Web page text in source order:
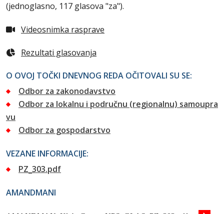
(jednoglasno, 117 glasova "za").
Videosnimka rasprave
Rezultati glasovanja
O OVOJ TOČKI DNEVNOG REDA OČITOVALI SU SE:
Odbor za zakonodavstvo
Odbor za lokalnu i područnu (regionalnu) samoupra
vu
Odbor za gospodarstvo
VEZANE INFORMACIJE:
PZ_303.pdf
AMANDMANI